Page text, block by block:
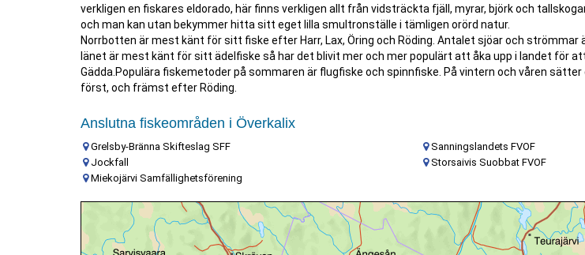
verkligen en fiskares eldorado, här finns verkligen allt från vidsträckta fjäll, myrar, björk och
och man kan utan bekymmer hitta sitt eget lilla smultronställe i tämligen orörd natur.
Norrbotten är mest känt för sitt fiske efter Harr, Lax, Öring och Röding. Antalet sjöar och
länet är mest känt för sitt ädelfiske så har det blivit mer och mer populärt att åka upp i landet för
Gädda.Populära fiskemetoder på sommaren är flugfiske och spinnfiske. På vintern och våren
först, och främst efter Röding.
Anslutna fiskeområden i Överkalix
Grelsby-Bränna Skifteslag SFF
Jockfall
Miekojärvi Samfällighetsförening
Sanningslandets FVOF
Storsaivis Suobbat FVOF